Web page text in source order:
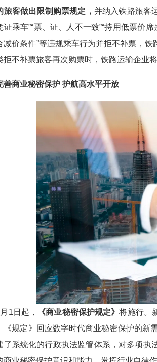
旅客做出限制购票规定， 并纳入铁路旅客
证乘车”“票、证、人不一致”“持用低票价
减价条件”等违规乘车行为并拒不补票，
拒不补票旅客再次购票时，铁路运输企业
业秘密保护 护航高水平开放
日起， 《商业秘密保护规定》将施行。
《规定》回应数字时代商业秘密保护的新
了系统化的行政执法监管体系，对多项